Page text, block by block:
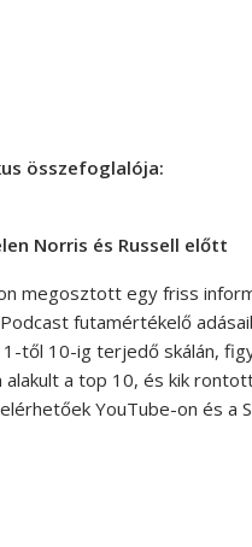
összefoglalója:
Norris és Russell előtt
megosztott egy friss
futamértékelő
től 10-ig terjedő skálán,
a top 10, és kik
YouTube-on és